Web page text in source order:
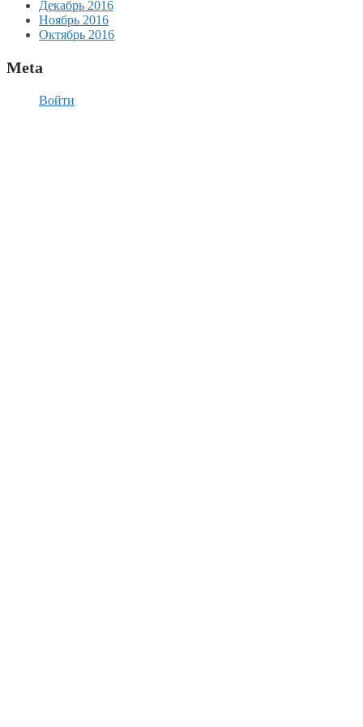
Декабрь 2016
Ноябрь 2016
Октябрь 2016
Meta
Войти